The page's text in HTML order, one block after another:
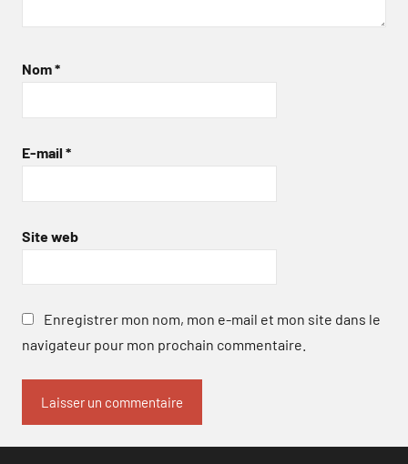
Nom*
E-mail *
Site web
Enregistrer mon nom, mon e-mail et mon site dans le
navigateur pour mon prochain commentaire.